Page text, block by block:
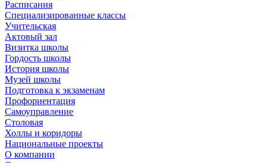
Расписания
Специализированные классы
Учительская
Актовый зал
Визитка школы
Гордость школы
История школы
Музей школы
Подготовка к экзаменам
Профориентация
Самоуправление
Столовая
Холлы и коридоры
Национальные проекты
О компании